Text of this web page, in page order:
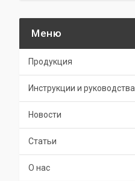
Продукция
Инструкции и руководства
Новости
Статьи
О нас